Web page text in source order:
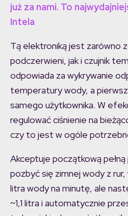
już za nami. To
Intela
Tą elektroniką jest zarówno
podczerwieni, jak i czujnik
odpowiada za wykrywanie
temperatury wody, a
samego użytkownika. W
regulować ciśnienie na
czy to jest w ogóle
Akceptuje początkową
pozbyć się zimnej wody z
litra wody na minutę, ale
~1,1 litra i automatycznie